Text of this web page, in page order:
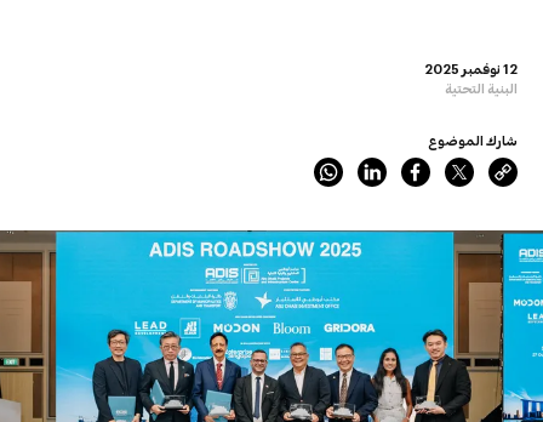
12 نوفمبر 2025
البنية التحتية
شارك الموضوع